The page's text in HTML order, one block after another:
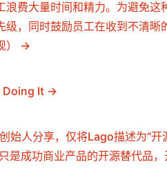
费大量时间和精力。为避免这
，同时鼓励员工在收到不清晰
Doing It
始人分享，仅将Lago描述为“开
是成功商业产品的开源替代品，